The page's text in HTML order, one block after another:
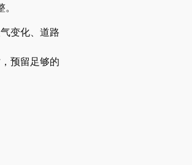
变化、道路
预留足够的